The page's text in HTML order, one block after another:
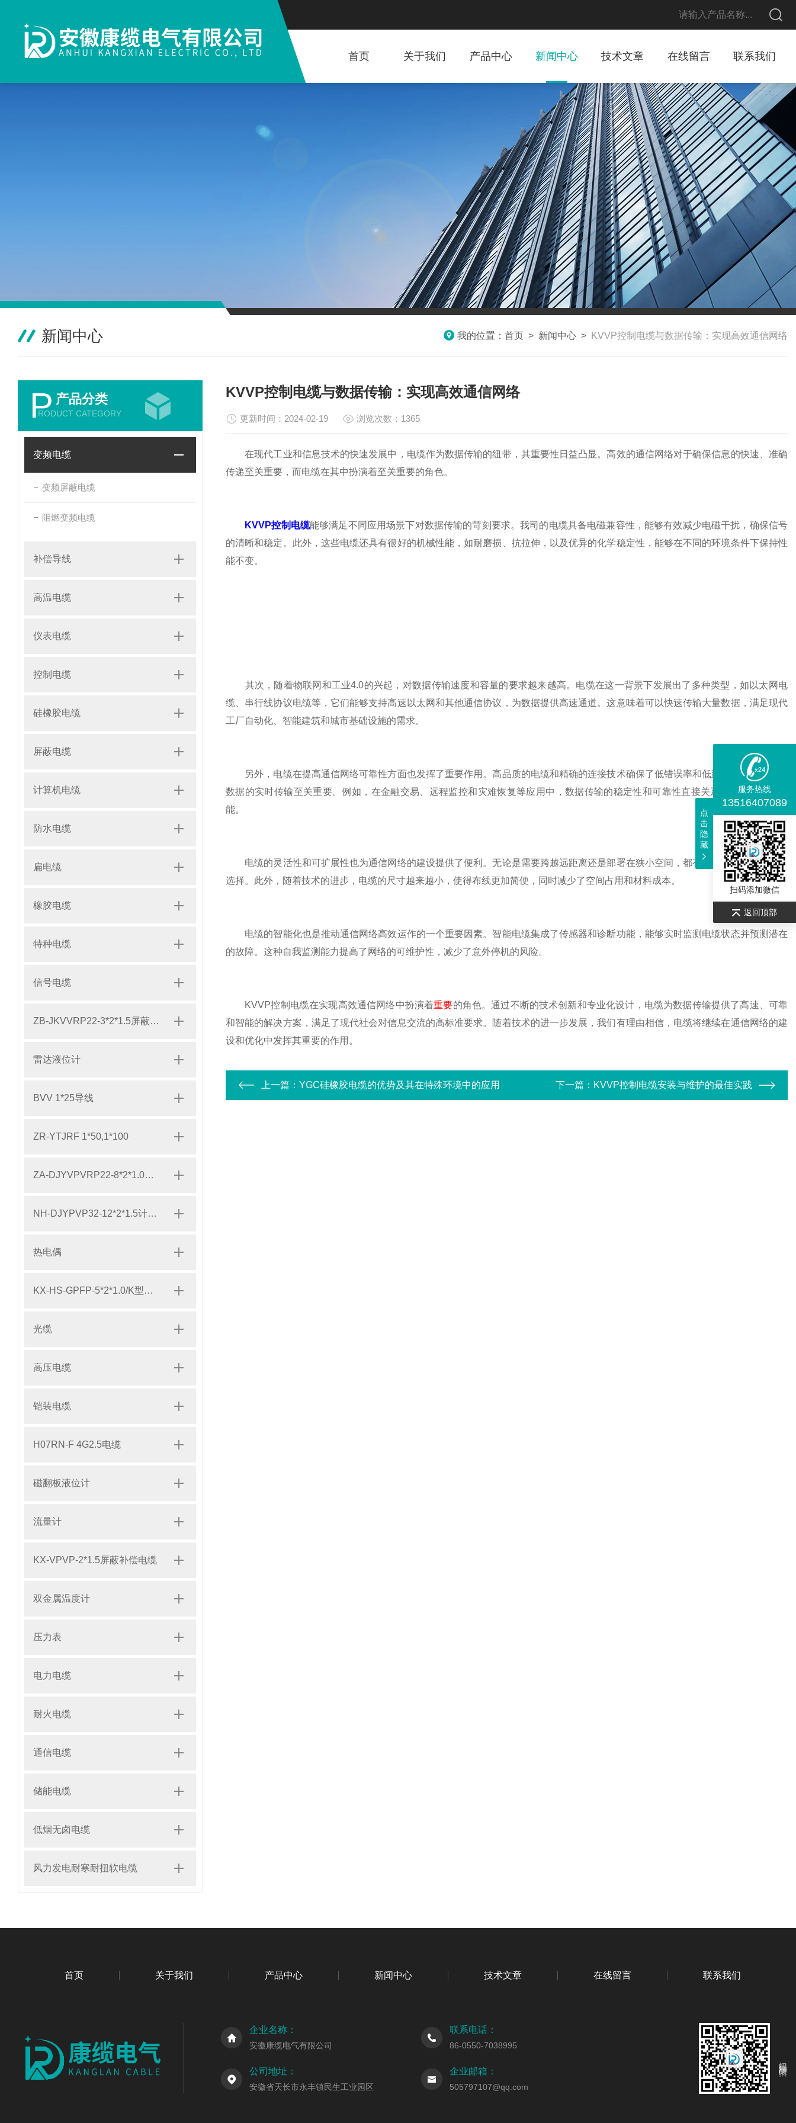
首页 关于我们 产品中心 新闻中心 技术文章 在线留言 联系我们
新闻中心 我的位置： 首页 > 新闻中心 > KVVP控制电缆与数据传输：实现高效通信网络
P 产品分类
RODUCT CATEGORY
变频电缆
变频屏蔽电缆
阻燃变频电缆
补偿导线
高温电缆
仪表电缆
控制电缆
硅橡胶电缆
屏蔽电缆
计算机电缆
防水电缆
扁电缆
橡胶电缆
特种电缆
信号电缆
ZB-JKVVRP22-3*2*1.5屏蔽铠装电缆
雷达液位计
BVV 1*25导线
ZR-YTJRF 1*50,1*100
ZA-DJYVPVRP22-8*2*1.0阻燃计算机屏蔽电缆
NH-DJYPVP32-12*2*1.5计算机电缆
热电偶
KX-HS-GPFP-5*2*1.0/K型热电偶补偿导线
光缆
高压电缆
铠装电缆
H07RN-F 4G2.5电缆
磁翻板液位计
流量计
KX-VPVP-2*1.5屏蔽补偿电缆
双金属温度计
压力表
电力电缆
耐火电缆
通信电缆
储能电缆
低烟无卤电缆
风力发电耐寒耐扭软电缆
KVVP控制电缆与数据传输：实现高效通信网络
更新时间：2024-02-19 浏览次数：1365
在现代工业和信息技术的快速发展中，电缆作为数据传输的纽带，其重要性日益凸显。高效的通信网络对于确保信息的快速、准确
传递至关重要，而电缆在其中扮演着至关重要的角色。
KVVP控制电缆能够满足不同应用场景下对数据传输的苛刻要求。我司的电缆具备电磁兼容性，能够有效减少电磁干扰，确保信号
的清晰和稳定。此外，这些电缆还具有很好的机械性能，如耐磨损、抗拉伸，以及优异的化学稳定性，能够在不同的环境条件下保持性
能不变。
其次，随着物联网和工业4.0的兴起，对数据传输速度和容量的要求越来越高。电缆在这一背景下发展出了多种类型，如以太网电
缆、串行线协议电缆等，它们能够支持高速以太网和其他通信协议，为数据提供高速通道。这意味着可以快速传输大量数据，满足现代
工厂自动化、智能建筑和城市基础设施的需求。
另外，电缆在提高通信网络可靠性方面也发挥了重要作用。高品质的电缆和精确的连接技术确保了低错误率和低延迟，这对于关键
数据的实时传输至关重要。例如，在金融交易、远程监控和灾难恢复等应用中，数据传输的稳定性和可靠性直接关系到整个系统的效
能。
电缆的灵活性和可扩展性也为通信网络的建设提供了便利。无论是需要跨越远距离还是部署在狭小空间，都有相应类型的电缆可供
选择。此外，随着技术的进步，电缆的尺寸越来越小，使得布线更加简便，同时减少了空间占用和材料成本。
电缆的智能化也是推动通信网络高效运作的一个重要因素。智能电缆集成了传感器和诊断功能，能够实时监测电缆状态并预测潜在
的故障。这种自我监测能力提高了网络的可维护性，减少了意外停机的风险。
KVVP控制电缆在实现高效通信网络中扮演着重要的角色。通过不断的技术创新和专业化设计，电缆为数据传输提供了高速、可靠
和智能的解决方案，满足了现代社会对信息交流的高标准要求。随着技术的进一步发展，我们有理由相信，电缆将继续在通信网络的建
设和优化中发挥其重要的作用。
上一篇： YGC硅橡胶电缆的优势及其在特殊环境中的应用 下一篇： KVVP控制电缆安装与维护的最佳实践
首页 关于我们 产品中心 新闻中心 技术文章 在线留言 联系我们
企业名称：
安徽康缆电气有限公司
联系电话：
86-0550-7038995
公司地址：
安徽省天长市永丰镇民生工业园区
企业邮箱：
505797107@qq.com
服务热线
13516407089
扫码添加微信
返回顶部
点
击
隐
藏